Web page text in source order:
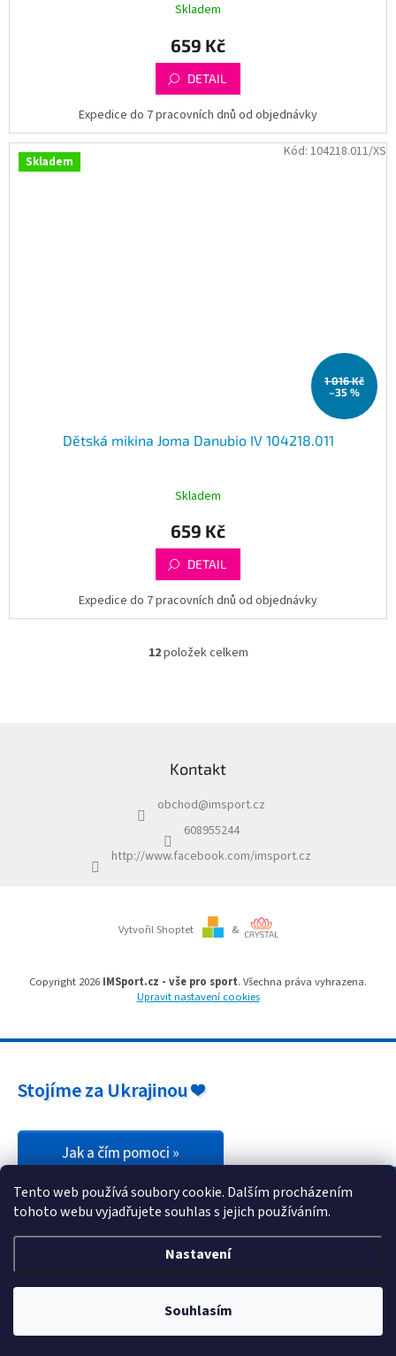
Tento web používá soubory cookie. Dalším procházením
tohoto webu vyjadřujete souhlas s jejich používáním.
Nastavení
Souhlasím
Skladem
659 Kč
DETAIL
Expedice do 7 pracovních dnů od objednávky
Skladem
1 016 Kč
–35 %
Dětská mikina Joma Danubio IV 104218.011
Skladem
659 Kč
DETAIL
Expedice do 7 pracovních dnů od objednávky
Kód: 104218.011/XS
O
c
í
r
v
y
12položek celkem
Kontakt
obchod@imsport.cz
608955244
http://www.facebook.com/imsport.cz
Vytvořil Shoptet &
Copyright 2026 IMSport.cz - vše pro sport. Všechna práva vyhrazena.
Upravit nastavení cookies
Stojíme za Ukrajinou ❤️
Jak a čím pomoci »